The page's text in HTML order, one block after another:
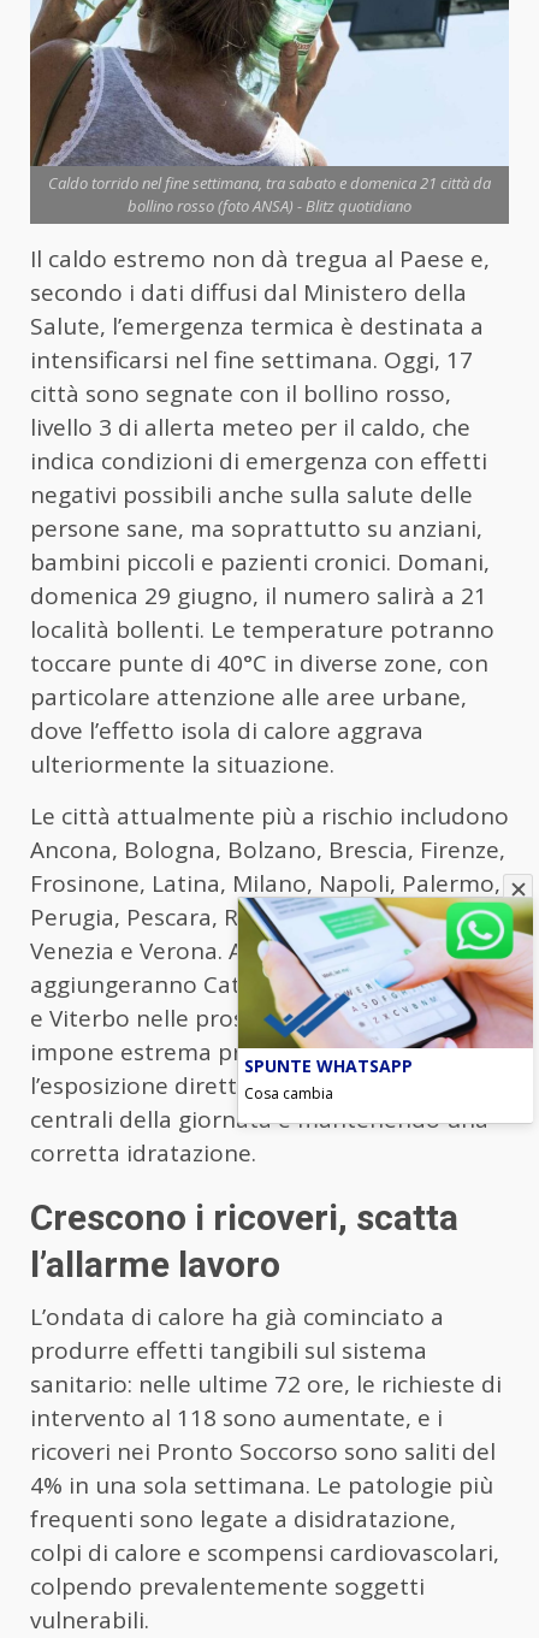
Caldo torrido nel fine settimana, tra sabato e domenica 21 città da
bollino rosso (foto ANSA) - Blitz quotidiano
Il caldo estremo non dà tregua al Paese e,
secondo i dati diffusi dal Ministero della
Salute, l’emergenza termica è destinata a
intensificarsi nel fine settimana. Oggi, 17
città sono segnate con il bollino rosso,
livello 3 di allerta meteo per il caldo, che
indica condizioni di emergenza con effetti
negativi possibili anche sulla salute delle
persone sane, ma soprattutto su anziani,
bambini piccoli e pazienti cronici. Domani,
domenica 29 giugno, il numero salirà a 21
località bollenti. Le temperature potranno
toccare punte di 40°C in diverse zone, con
particolare attenzione alle aree urbane,
dove l’effetto isola di calore aggrava
ulteriormente la situazione.
Le città attualmente più a rischio includono
Ancona, Bologna, Bolzano, Brescia, Firenze,
Frosinone, Latina, Milano, Napoli, Palermo,
Perugia, Pescara, Roma, Torino, Trieste,
Venezia e Verona. A queste si
aggiungeranno Catania, Civitavecchia, Rieti
e Viterbo nelle prossime ore. La situazione
impone estrema prudenza, evitando
l’esposizione diretta al sole nelle ore
centrali della giornata e mantenendo una
corretta idratazione.
Crescono i ricoveri, scatta
l’allarme lavoro
L’ondata di calore ha già cominciato a
produrre effetti tangibili sul sistema
sanitario: nelle ultime 72 ore, le richieste di
intervento al 118 sono aumentate, e i
ricoveri nei Pronto Soccorso sono saliti del
4% in una sola settimana. Le patologie più
frequenti sono legate a disidratazione,
colpi di calore e scompensi cardiovascolari,
colpendo prevalentemente soggetti
vulnerabili.
SPUNTE WHATSAPP
Cosa cambia